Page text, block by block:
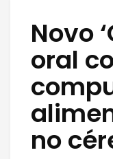
Novo
oral
no